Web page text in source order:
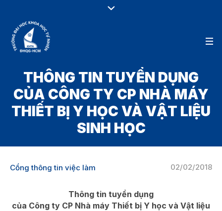
THÔNG TIN TUYỂN DỤNG
CỦA CÔNG TY CP NHÀ MÁY
THIẾT BỊ Y HỌC VÀ VẬT LIỆU
SINH HỌC
02/02/2018
Cổng thông tin việc làm
Thông tin tuyển dụng
của Công ty CP Nhà máy Thiết bị Y học và Vật liệu